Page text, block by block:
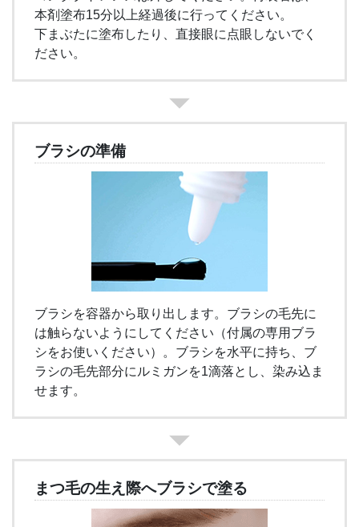
本剤塗布15分以上経過後に行ってください。
下まぶたに塗布したり、直接眼に点眼しないでく
ださい。
ブラシの準備
ブラシを容器から取り出します。ブラシの毛先に
は触らないようにしてください（付属の専用ブラ
シをお使いください）。ブラシを水平に持ち、ブ
ラシの毛先部分にルミガンを1滴落とし、染み込ま
せます。
まつ毛の生え際へブラシで塗る